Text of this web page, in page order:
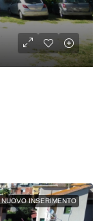
NUOVO INSERIMENTO